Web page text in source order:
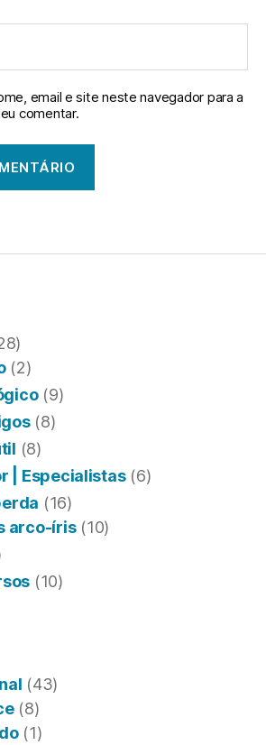
email e site neste navegador para a
comentar.
(2)
(9)
(8)
(8)
| Especialistas(6)
(16)
arco-íris(10)
(10)
(43)
(8)
(1)